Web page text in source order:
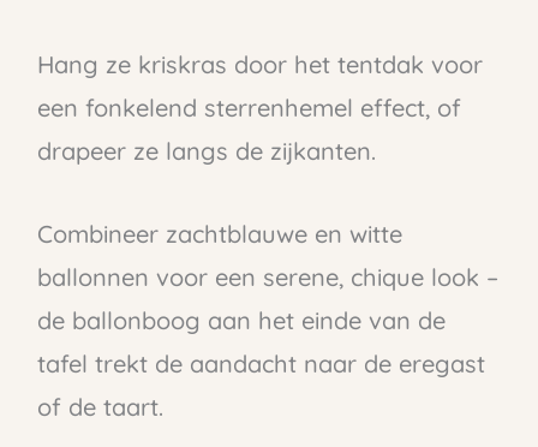
Hang ze kriskras door het tentdak voor
een fonkelend sterrenhemel effect, of
drapeer ze langs de zijkanten.
Combineer zachtblauwe en witte
ballonnen voor een serene, chique look –
de ballonboog aan het einde van de
tafel trekt de aandacht naar de eregast
of de taart.